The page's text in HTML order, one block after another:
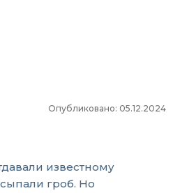
Опубликовано: 05.12.2024
известному
гроб. Но